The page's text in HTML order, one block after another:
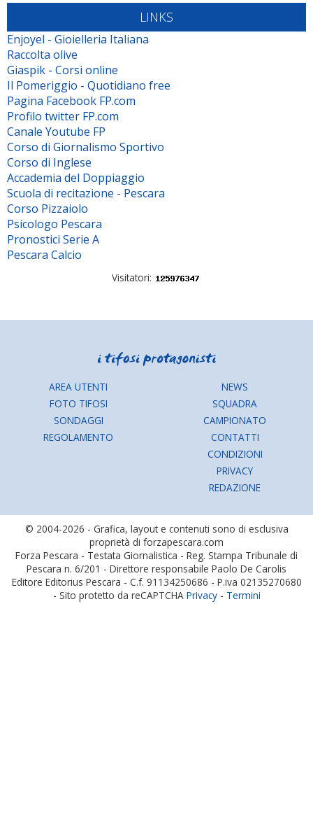
LINKS
Enjoyel - Gioielleria Italiana
Raccolta olive
Giaspik - Corsi online
Il Pomeriggio - Quotidiano free
Pagina Facebook FP.com
Profilo twitter FP.com
Canale Youtube FP
Corso di Giornalismo Sportivo
Corso di Inglese
Accademia del Doppiaggio
Scuola di recitazione - Pescara
Corso Pizzaiolo
Psicologo Pescara
Pronostici Serie A
Pescara Calcio
Visitatori:
AREA UTENTI
FOTO TIFOSI
SONDAGGI
REGOLAMENTO
NEWS
SQUADRA
CAMPIONATO
CONTATTI
CONDIZIONI
PRIVACY
REDAZIONE
© 2004-2026 - Grafica, layout e contenuti sono di esclusiva
proprietà di forzapescara.com
Forza Pescara - Testata Giornalistica - Reg. Stampa Tribunale di
Pescara n. 6/201 - Direttore responsabile Paolo De Carolis
Editore Editorius Pescara - C.f. 91134250686 - P.iva 02135270680
- Sito protetto da reCAPTCHA Privacy- Termini